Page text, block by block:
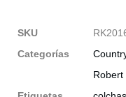
SKU
Categorías
Robert